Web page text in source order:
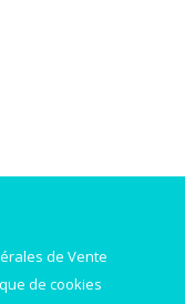
de Vente
de cookies